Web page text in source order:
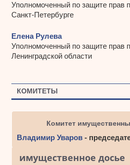
Уполномоченный по защите прав
Санкт-Петербурге
Елена Рулева
Уполномоченный по защите прав
Ленинградской области
КОМИТЕТЫ
Комитет
Владимир Уваров-
имущественное досье